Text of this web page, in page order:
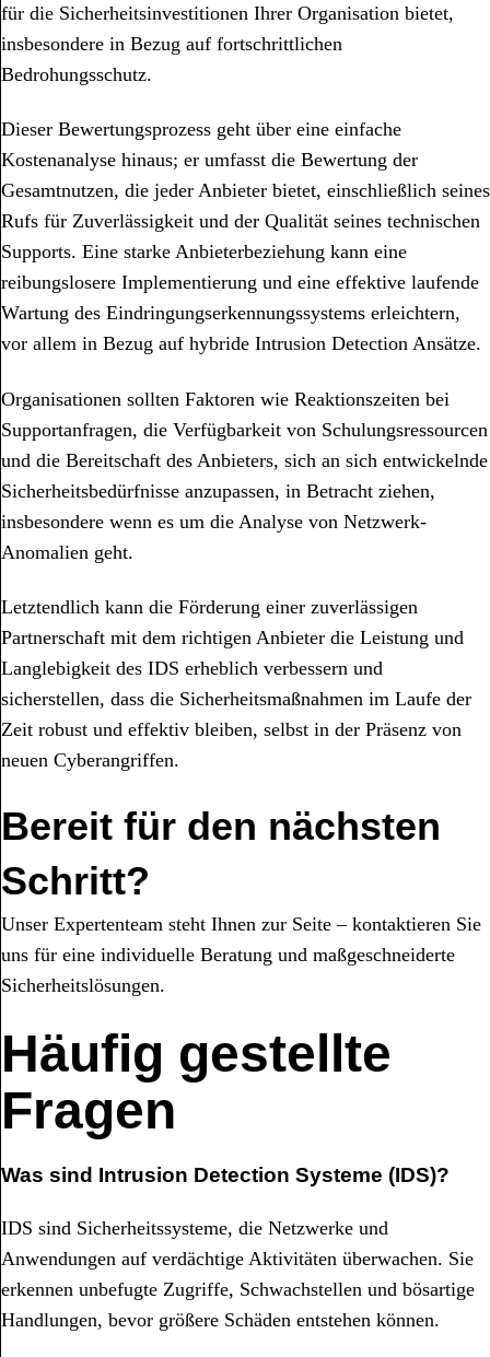
für die Sicherheitsinvestitionen Ihrer Organisation bietet,
insbesondere in Bezug auf fortschrittlichen
Bedrohungsschutz.
Dieser Bewertungsprozess geht über eine einfache
Kostenanalyse hinaus; er umfasst die Bewertung der
Gesamtnutzen, die jeder Anbieter bietet, einschließlich seines
Rufs für Zuverlässigkeit und der Qualität seines technischen
Supports. Eine starke Anbieterbeziehung kann eine
reibungslosere Implementierung und eine effektive laufende
Wartung des Eindringungserkennungssystems erleichtern,
vor allem in Bezug auf hybride Intrusion Detection Ansätze.
Organisationen sollten Faktoren wie Reaktionszeiten bei
Supportanfragen, die Verfügbarkeit von Schulungsressourcen
und die Bereitschaft des Anbieters, sich an sich entwickelnde
Sicherheitsbedürfnisse anzupassen, in Betracht ziehen,
insbesondere wenn es um die Analyse von Netzwerk-
Anomalien geht.
Letztendlich kann die Förderung einer zuverlässigen
Partnerschaft mit dem richtigen Anbieter die Leistung und
Langlebigkeit des IDS erheblich verbessern und
sicherstellen, dass die Sicherheitsmaßnahmen im Laufe der
Zeit robust und effektiv bleiben, selbst in der Präsenz von
neuen Cyberangriffen.
Bereit für den nächsten
Schritt?
Unser Expertenteam steht Ihnen zur Seite – kontaktieren Sie
uns für eine individuelle Beratung und maßgeschneiderte
Sicherheitslösungen.
Häufig gestellte
Fragen
Was sind Intrusion Detection Systeme (IDS)?
IDS sind Sicherheitssysteme, die Netzwerke und
Anwendungen auf verdächtige Aktivitäten überwachen. Sie
erkennen unbefugte Zugriffe, Schwachstellen und bösartige
Handlungen, bevor größere Schäden entstehen können.